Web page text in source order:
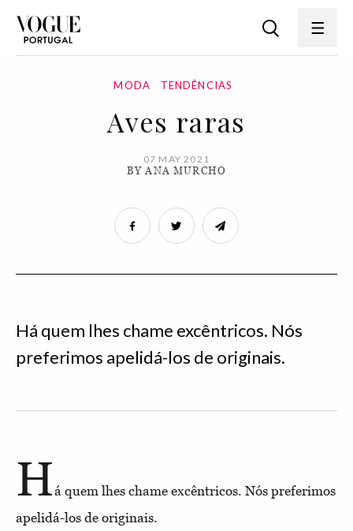
MODA TENDÊNCIAS
Aves raras
07 MAY 2021
BY ANA MURCHO
Há quem lhes chame excêntricos. Nós
preferimos apelidá-los de originais.
Há quem lhes chame excêntricos. Nós preferimos
apelidá-los de originais.